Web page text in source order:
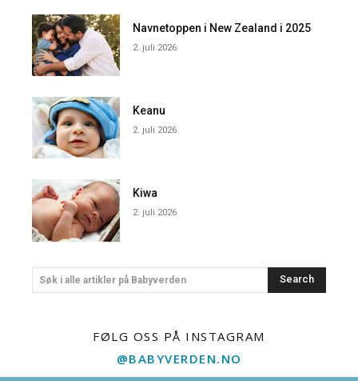
Navnetoppen i New Zealand i 2025
2. juli 2026
Keanu
2. juli 2026
Kiwa
2. juli 2026
Søk i alle artikler på Babyverden Search
FØLG OSS PÅ INSTAGRAM
@BABYVERDEN.NO